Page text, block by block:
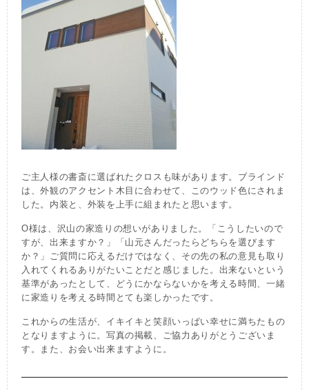
ご主人様の書斎に選ばれたクロスも味があります。ブラインド
は、外観のアクセント木目に合わせて、このウッド色にされま
した。内装と、外装を上手に組まれたと思います。
O様は、沢山の家造りの想いがありました。「こうしたいので
すが、出来ますか？」「山元さんだったらどちらを選びます
か？」ご質問に応えるだけではなく、その先の私の意見も取り
入れてくれるありがたいことだと感じました。出来ないという
基準があったとして、どうにかならないかを考える時間、一緒
に家造りを考える時間とても楽しかったです。
これからの生活が、イキイキと笑顔いっぱい幸せに満ちたもの
となりますように。写真の掲載、ご協力ありがとうございま
す。また、お会い出来ますように。